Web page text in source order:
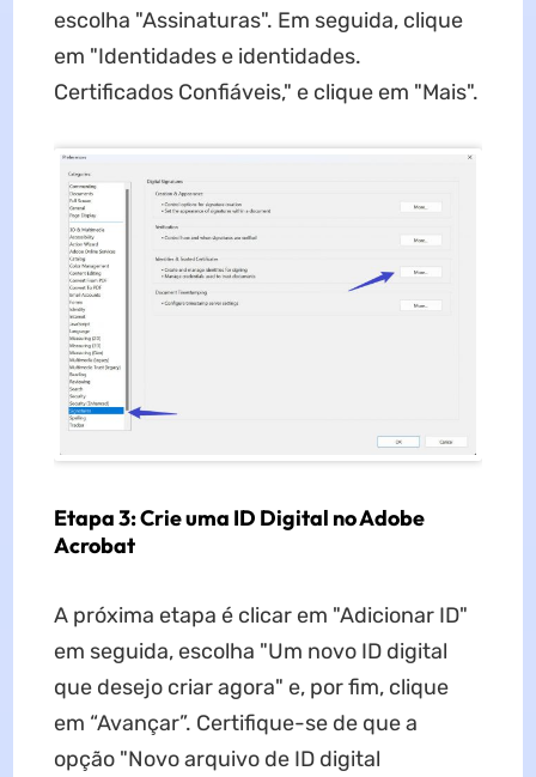
escolha "Assinaturas". Em seguida, clique
em "Identidades e identidades.
Certificados Confiáveis," e clique em "Mais".
Etapa 3: Crie uma ID Digital no Adobe
Acrobat
A próxima etapa é clicar em "Adicionar ID"
em seguida, escolha "Um novo ID digital
que desejo criar agora" e, por fim, clique
em “Avançar”. Certifique-se de que a
opção "Novo arquivo de ID digital